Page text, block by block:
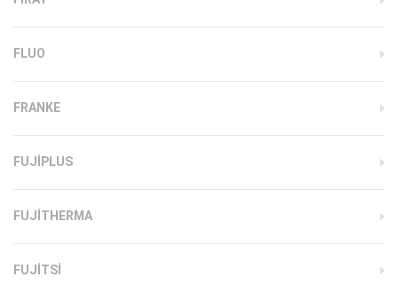
FLUO
FRANKE
FUJIPLUS
FUJITHERMA
FUJITSI